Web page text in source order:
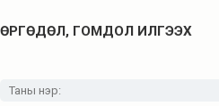
ӨРГӨДӨЛ, ГОМДОЛ ИЛГЭЭХ